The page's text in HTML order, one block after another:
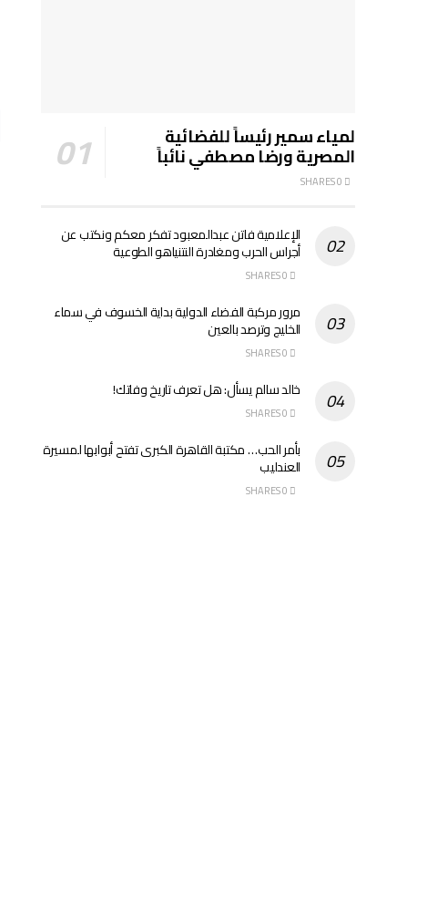
لمياء سمير رئيساً للفضائية
المصرية ورضا مصطفي نائباً
الإعلامية فاتن عبدالمعبود تفكر معكم ونكتب عن
أجراس الحرب ومغادرة النتنياهو الطوعية
مرور مركبة الفضاء الدولية بداية الخسوف في سماء
الخليج وترصد بالعين
خالد سالم يسأل: هل تعرف تاريخ وفاتك!
بأمر الحب… مكتبة القاهرة الكبرى تفتح أبوابها لمسيرة
العندليب